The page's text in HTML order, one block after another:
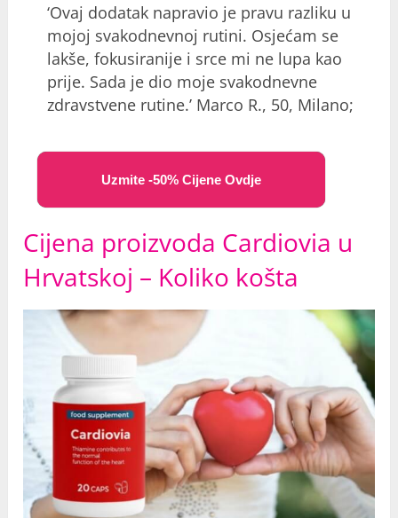
‘Ovaj dodatak napravio je pravu razliku u
mojoj svakodnevnoj rutini. Osjećam se
lakše, fokusiranije i srce mi ne lupa kao
prije. Sada je dio moje svakodnevne
zdravstvene rutine.’ Marco R., 50, Milano;
Uzmite -50% Cijene Ovdje
Cijena proizvoda Cardiovia u
Hrvatskoj – Koliko košta